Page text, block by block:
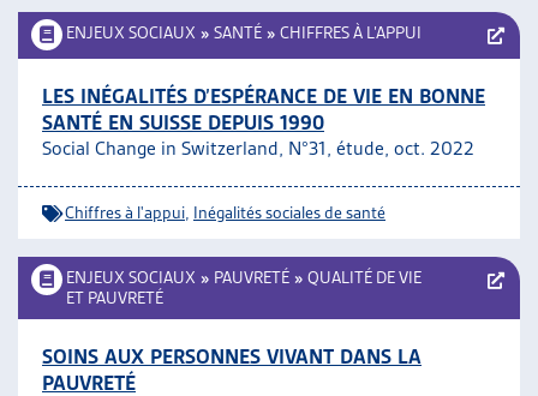
ENJEUX SOCIAUX » SANTÉ » CHIFFRES À L’APPUI
LES INÉGALITÉS D’ESPÉRANCE DE VIE EN BONNE
SANTÉ EN SUISSE DEPUIS 1990
Social Change in Switzerland, N°31, étude, oct. 2022
Chiffres à l'appui Inégalités sociales de santé
ENJEUX SOCIAUX » PAUVRETÉ » QUALITÉ DE VIE
ET PAUVRETÉ
SOINS AUX PERSONNES VIVANT DANS LA
PAUVRETÉ